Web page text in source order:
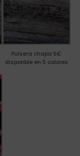
Pulsera chapa 5€
disponble en 5 colores